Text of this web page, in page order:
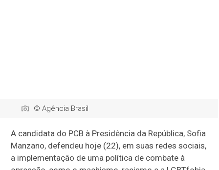
© Agência Brasil
A candidata do PCB à Presidência da República, Sofia
Manzano, defendeu hoje (22), em suas redes sociais,
a implementação de uma política de combate à